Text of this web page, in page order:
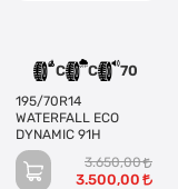
C C 70
195/70R14
WATERFALL ECO
DYNAMIC 91H
3.650,00
3.500,00